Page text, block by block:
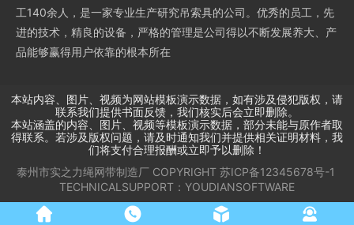
工140余人，是一家专业生产研究吊索具的公司。优秀的员工，先
进的技术，精良的设备，严格的管理是公司得以不断发展养大、产
品能够赢得用户依靠的根本所在
本站内容、图片、视频为网站模板演示数据，如有涉及侵犯版权，请
联系我们提供书面反馈，我们核实后会立即删除。
本站涵盖的内容、图片、视频等模板演示数据，部分未能与原作者取
得联系。若涉及版权问题，请及时通知我们并提供相关证明材料，我
们将支付合理报酬或立即予以删除！
泰州市实之力绳网带制造厂COPYRIGHT 苏ICP备12345678号-1
TECHNICALSUPPORT： YOUDIANSOFTWARE